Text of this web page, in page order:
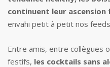
continuent leur
envahi petit à petit nos
Entre amis, entre collègues
festifs, les cocktails sans